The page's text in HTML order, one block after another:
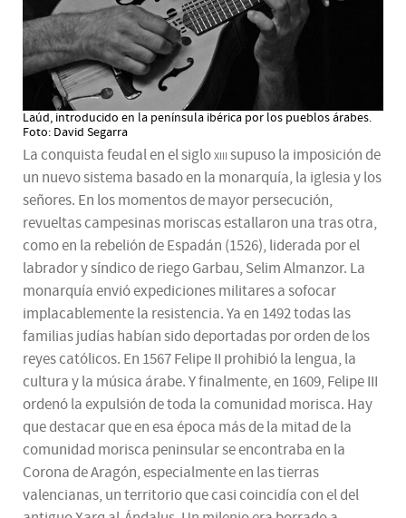
Laúd, introducido en la península ibérica por los pueblos árabes.
Foto: David Segarra
La conquista feudal en el sigloxiiisupuso la imposición de
un nuevo sistema basado en la monarquía, la iglesia y los
señores. En los momentos de mayor persecución,
revueltas campesinas moriscas estallaron una tras otra,
como en la rebelión de Espadán (1526), liderada por el
labrador y síndico de riego Garbau, Selim Almanzor. La
monarquía envió expediciones militares a sofocar
implacablemente la resistencia. Ya en 1492 todas las
familias judías habían sido deportadas por orden de los
reyes católicos. En 1567 Felipe II prohibió la lengua, la
cultura y la música árabe. Y finalmente, en 1609, Felipe III
ordenó la expulsión de toda la comunidad morisca. Hay
que destacar que en esa época más de la mitad de la
comunidad morisca peninsular se encontraba en la
Corona de Aragón, especialmente en las tierras
valencianas, un territorio que casi coincidía con el del